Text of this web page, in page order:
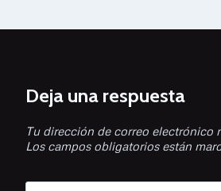
Deja una respuesta
Tu dirección de correo electrónico
Los campos obligatorios están